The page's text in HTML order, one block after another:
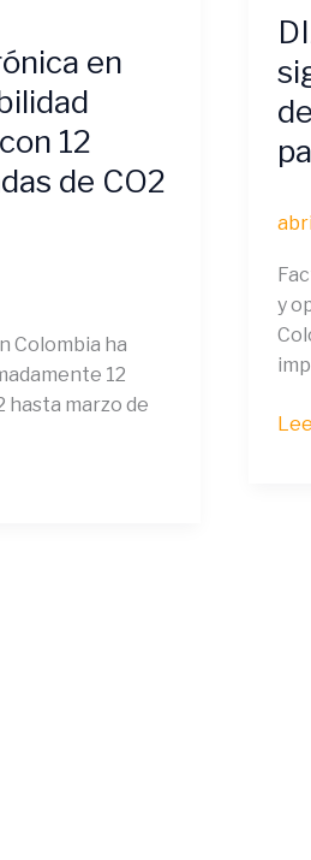
en
12
de CO2
Colombia ha
12
hasta marzo de
y
en
la